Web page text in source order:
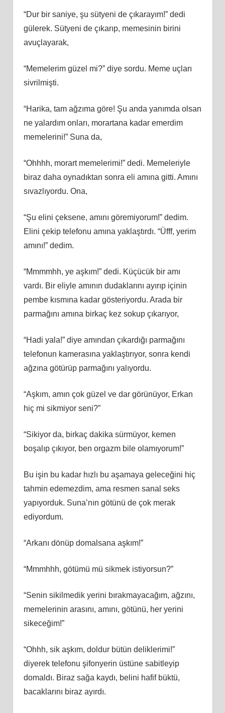
“Dur bir saniye, şu sütyeni de çıkarayım!” dedi
gülerek. Sütyeni de çıkarıp, memesinin birini
avuçlayarak,
“Memelerim güzel mi?” diye sordu. Meme uçları
sivrilmişti.
“Harika, tam ağzıma göre! Şu anda yanımda olsan
ne yalardım onları, morartana kadar emerdim
memelerini!” Suna da,
“Ohhhh, morart memelerimi!” dedi. Memeleriyle
biraz daha oynadıktan sonra eli amına gitti. Amını
sıvazlıyordu. Ona,
“Şu elini çeksene, amını göremiyorum!” dedim.
Elini çekip telefonu amına yaklaştırdı. “Üfff, yerim
amını!” dedim.
“Mmmmhh, ye aşkım!” dedi. Küçücük bir amı
vardı. Bir eliyle amının dudaklarını ayırıp içinin
pembe kısmına kadar gösteriyordu. Arada bir
parmağını amına birkaç kez sokup çıkarıyor,
“Hadi yala!” diye amından çıkardığı parmağını
telefonun kamerasına yaklaştırıyor, sonra kendi
ağzına götürüp parmağını yalıyordu.
“Aşkım, amın çok güzel ve dar görünüyor, Erkan
hiç mi sikmiyor seni?”
“Sikiyor da, birkaç dakika sürmüyor, kemen
boşalıp çıkıyor, ben orgazm bile olamıyorum!”
Bu işin bu kadar hızlı bu aşamaya geleceğini hiç
tahmin edemezdim, ama resmen sanal seks
yapıyorduk. Suna’nın götünü de çok merak
ediyordum.
“Arkanı dönüp domalsana aşkım!”
“Mmmhhh, götümü mü sikmek istiyorsun?”
“Senin sikilmedik yerini bırakmayacağım, ağzını,
memelerinin arasını, amını, götünü, her yerini
sikeceğim!”
“Ohhh, sik aşkım, doldur bütün deliklerimi!”
diyerek telefonu şifonyerin üstüne sabitleyip
domaldı. Biraz sağa kaydı, belini hafif büktü,
bacaklarını biraz ayırdı.